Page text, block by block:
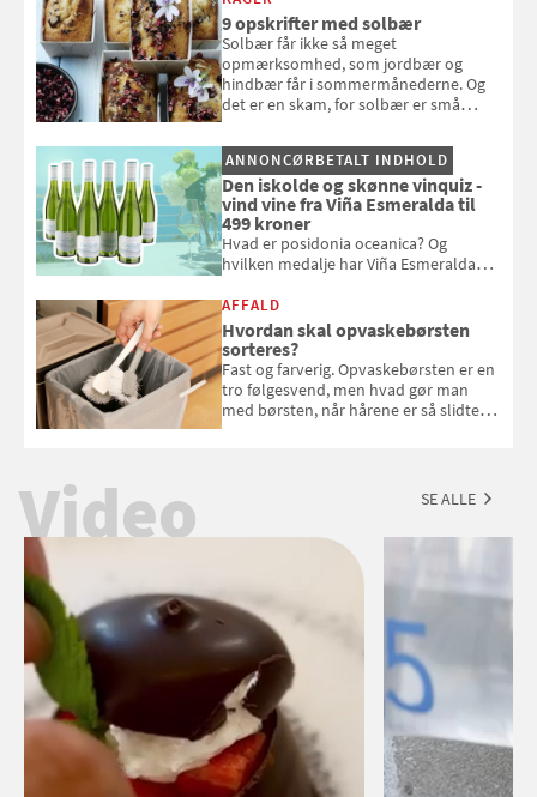
9 opskrifter med solbær
Solbær får ikke så meget
opmærksomhed, som jordbær og
hindbær får i sommermånederne. Og
det er en skam, for solbær er små
syre og dybde til dine desserter.
Samvirke har samlet 9 gode opskrifter
med det oversete sommerbær
ANNONCØRBETALT INDHOLD
Den iskolde og skønne vinquiz -
vind vine fra Viña Esmeralda til
499 kroner
Hvad er posidonia oceanica? Og
hvilken medalje har Viña Esmeralda
med i Samvirkes skønne vinquiz, hvor
du kan vinde 6 flasker vin fra Viña
Esmeralda. Konkurrencen slutter 1.
september 2026.
AFFALD
Hvordan skal opvaskebørsten
sorteres?
Fast og farverig. Opvaskebørsten er en
tro følgesvend, men hvad gør man
med børsten, når hårene er så slidte,
opvaskebørster skal sorteres
Video SE ALLE